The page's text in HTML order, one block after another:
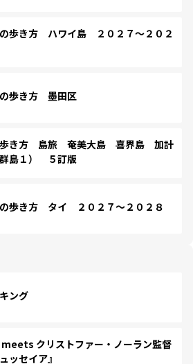
歩き方 ハワイ島 ２０２７～２０２
歩き方 墨田区
き方 島旅 奄美大島 喜界島 加計
島１） ５訂版
歩き方 タイ ２０２７～２０２８
ング
クリストファー・ノーラン監督
ッセイア』